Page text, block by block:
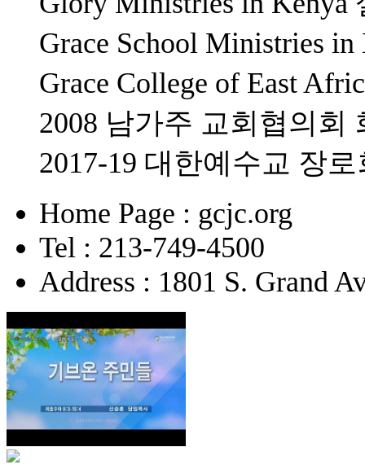
Grace School Ministries
Grace College of East
2008 남가주 교회협의회
2017-19 대한예수교 장
Home Page : gcjc.org
Tel : 213-749-4500
Address : 1801 S. Grand